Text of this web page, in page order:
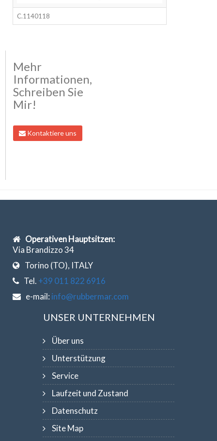
C.1140118
Mehr
Informationen,
Schreiben Sie
Mir!
Kontaktiere uns
Operativen Hauptsitzen:
Via Brandizzo 34
Torino (TO), ITALY
Tel. +39 011 822 6916
e-mail: info@rubbermar.com
UNSER UNTERNEHMEN
Über uns
Unterstützung
Service
Laufzeit und Zustand
Datenschutz
Site Map